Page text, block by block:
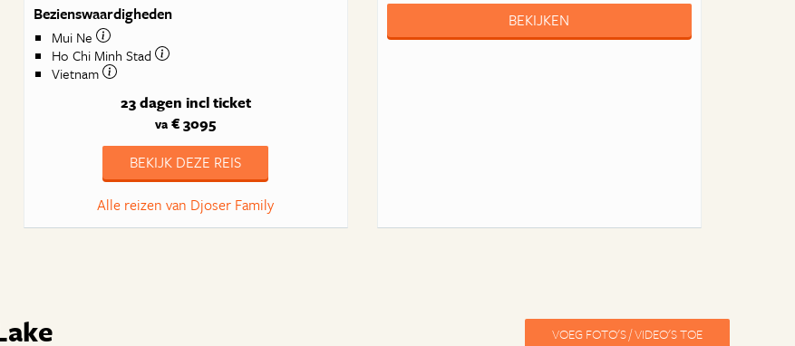
Bezienswaardigheden
Mui Ne
Ho Chi Minh Stad
Vietnam
23 dagen incl ticket
va € 3095
BEKIJK DEZE REIS
Alle reizen van Djoser Family
BEKIJKEN
VOEG FOTO'S / VIDEO'S TOE